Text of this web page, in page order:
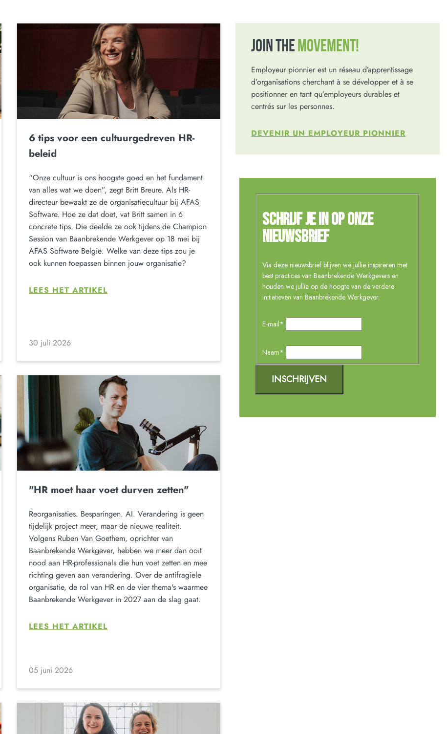
6 tips voor een cultuurgedreven HR-
beleid
“Onze cultuur is ons hoogste goed en het fundament
van alles wat we doen”, zegt Britt Breure. Als HR-
directeur bewaakt ze de organisatiecultuur bij AFAS
Software. Hoe ze dat doet, vat Britt samen in 6
concrete tips. Die deelde ze ook tijdens de Champion
Session van Baanbrekende Werkgever op 18 mei bij
AFAS Software België. Welke van deze tips zou je
ook kunnen toepassen binnen jouw organisatie?
LEES HET ARTIKEL
30 juli 2026
"HR moet haar voet durven zetten"
Reorganisaties. Besparingen. AI. Verandering is geen
tijdelijk project meer, maar de nieuwe realiteit.
Volgens Ruben Van Goethem, oprichter van
Baanbrekende Werkgever, hebben we meer dan ooit
nood aan HR-professionals die hun voet zetten en mee
richting geven aan verandering. Over de antifragiele
organisatie, de rol van HR en de vier thema's waarmee
Baanbrekende Werkgever in 2027 aan de slag gaat.
LEES HET ARTIKEL
05 juni 2026
JOIN THE MOVEMENT!
Employeur pionnier est un réseau d’apprentissage
d’organisations cherchant à se développer et à se
positionner en tant qu’employeurs durables et
centrés sur les personnes.
DEVENIR UN EMPLOYEUR PIONNIER